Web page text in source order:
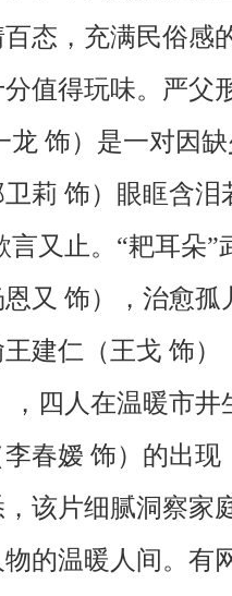
态，充满民俗感
值得玩味。严父
龙 饰）是一对因
莉 饰）眼眶含
言又止。“耙耳朵
又 饰），治愈
建仁（王戈 饰
，四人在温暖市
春嫒 饰）的出
该片细腻洞察家
的温暖人间。有